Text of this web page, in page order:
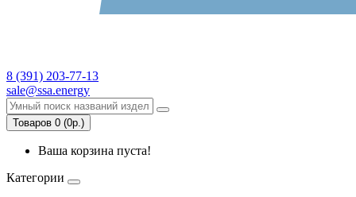
8 (391) 203-77-13
sale@ssa.energy
Товаров 0 (0р.)
Ваша корзина пуста!
Категории